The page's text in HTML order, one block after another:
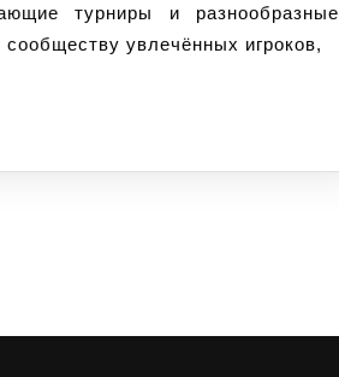
турниры и разнообразные
увлечённых игроков,